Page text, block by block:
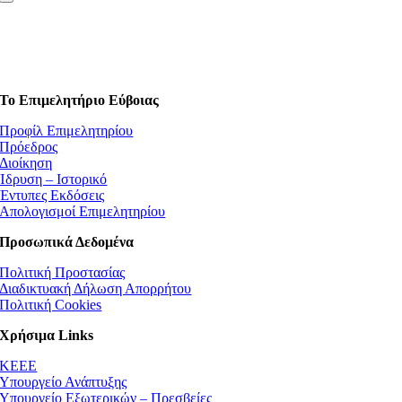
Το Επιμελητήριο Εύβοιας
Προφίλ Επιμελητηρίου
Πρόεδρος
Διοίκηση
Ίδρυση – Ιστορικό
Έντυπες Εκδόσεις
Απολογισμοί Επιμελητηρίου
Προσωπικά Δεδομένα
Πολιτική Προστασίας
Διαδικτυακή Δήλωση Απορρήτου
Πολιτική Cookies
Χρήσιμα Links
ΚEEE
Υπουργείο Ανάπτυξης
Υπουργείο Εξωτερικών – Πρεσβείες